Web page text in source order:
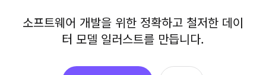
Boardmix AI
100+ AI 에이전트 탑재
Pixso(픽소)
소프트웨어 개발을 위한 정확하고 철저한 데이
터 모델 일러스트를 만듭니다.